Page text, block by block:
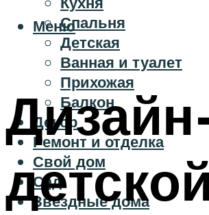
Спальня
Детская
Ванная и туалет
Прихожая
Балкон
Декор
Ремонт и отделка
Свой дом
Сад
Звездные дома
Меню